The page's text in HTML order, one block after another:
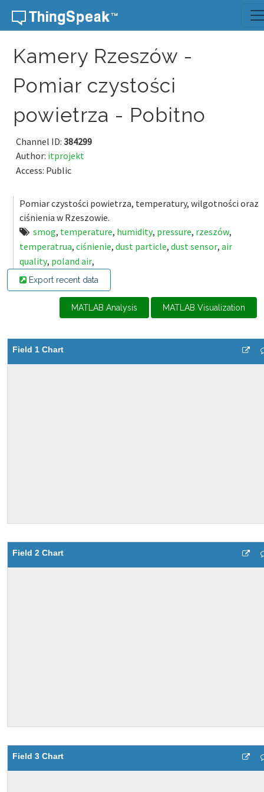
Skip to content
Kamery Rzeszów -
Pomiar czystości
powietrza - Pobitno
Channel ID: 384299
Author: itprojekt
Access: Public
Pomiar czystości powietrza, temperatury, wilgotności oraz
ciśnienia w Rzeszowie.
smog, temperature, humidity, pressure, rzeszów,
temperatrua, ciśnienie, dust particle, dust sensor, air
quality, poland air,
Export recent data
MATLAB Analysis MATLAB Visualization
Field 1 Chart
Field 2 Chart
Field 3 Chart